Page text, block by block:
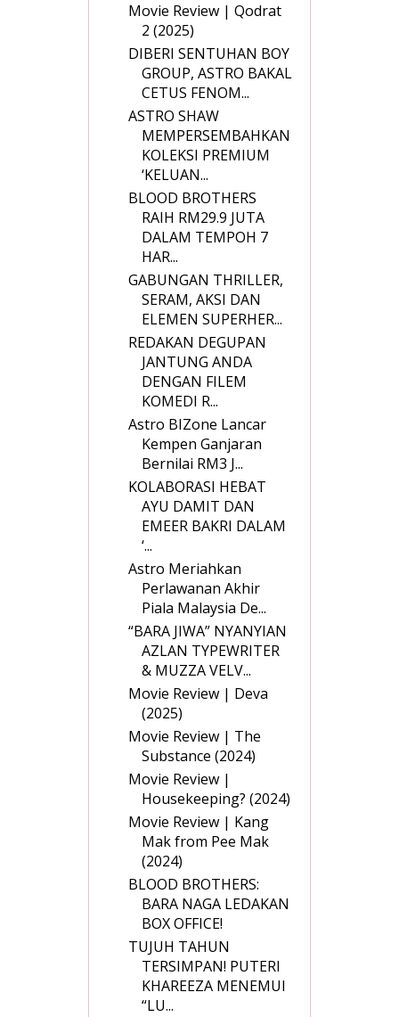
Movie Review | Qodrat
2 (2025)
DIBERI SENTUHAN BOY
GROUP, ASTRO BAKAL
CETUS FENOM...
ASTRO SHAW
MEMPERSEMBAHKAN
KOLEKSI PREMIUM
‘KELUAN...
BLOOD BROTHERS
RAIH RM29.9 JUTA
DALAM TEMPOH 7
HAR...
GABUNGAN THRILLER,
SERAM, AKSI DAN
ELEMEN SUPERHER...
REDAKAN DEGUPAN
JANTUNG ANDA
DENGAN FILEM
KOMEDI R...
Astro BIZone Lancar
Kempen Ganjaran
Bernilai RM3 J...
KOLABORASI HEBAT
AYU DAMIT DAN
EMEER BAKRI DALAM
‘...
Astro Meriahkan
Perlawanan Akhir
Piala Malaysia De...
“BARA JIWA” NYANYIAN
AZLAN TYPEWRITER
& MUZZA VELV...
Movie Review | Deva
(2025)
Movie Review | The
Substance (2024)
Movie Review |
Housekeeping? (2024)
Movie Review | Kang
Mak from Pee Mak
(2024)
BLOOD BROTHERS:
BARA NAGA LEDAKAN
BOX OFFICE!
TUJUH TAHUN
TERSIMPAN! PUTERI
KHAREEZA MENEMUI
“LU...